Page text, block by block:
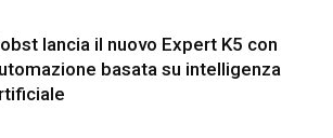
lancia il nuovo Expert K5 con
basata su intelligenza